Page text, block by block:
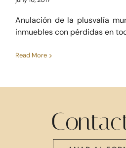
Anulación de la plusvalía
inmuebles con pérdidas en
Read More